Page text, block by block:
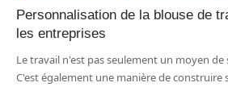
Personnalisation de la blouse de
les entreprises
Le travail n'est pas seulement un moyen de
C'est également une manière de construire